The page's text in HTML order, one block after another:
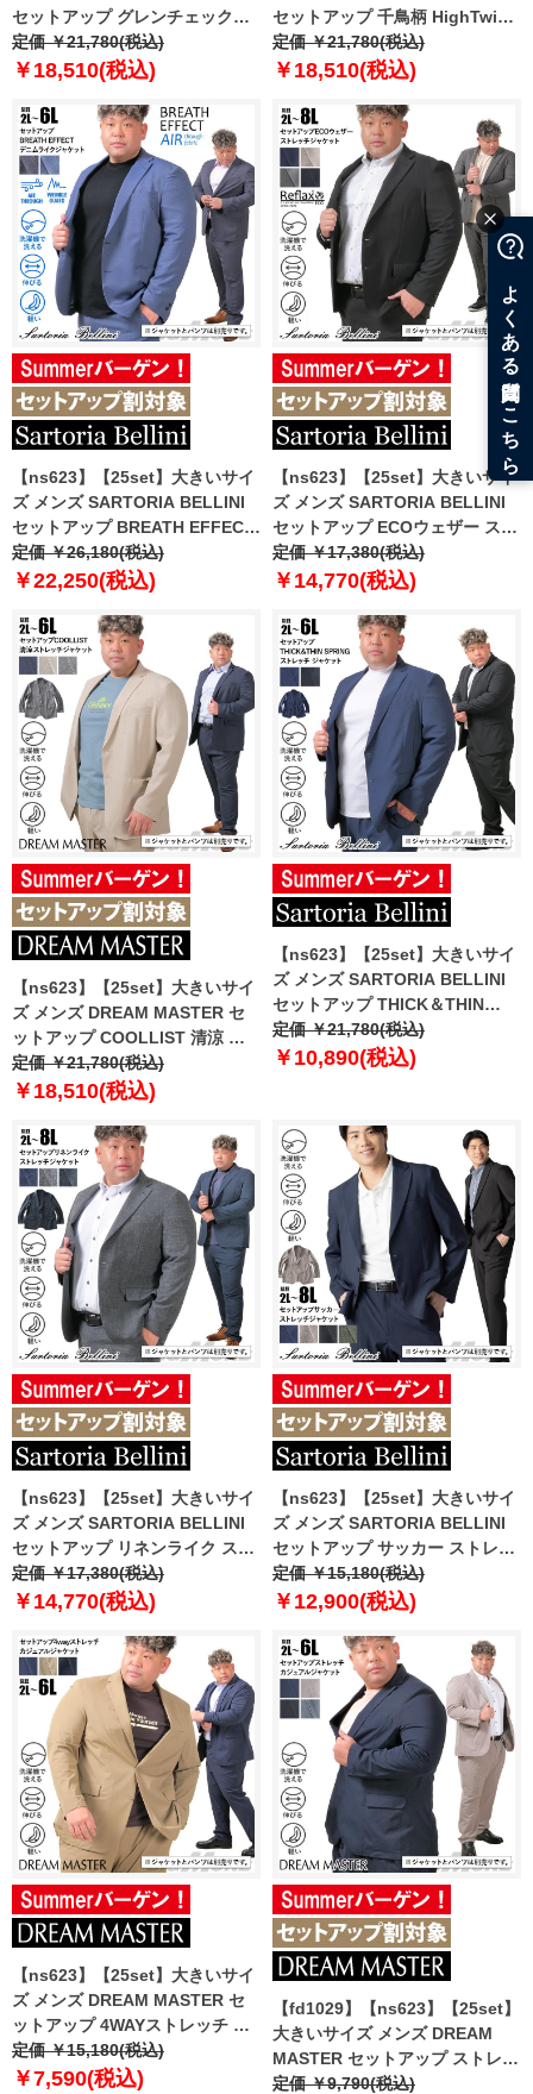
セットアップ グレンチェック
HighTwist 清涼 ストレッチ ジャ
ケット 軽量 ウォッシャブル スマ
定価 ￥21,780(税込)
￥18,510(税込)
セットアップ 千鳥柄 HighTwist
清涼 ストレッチ ジャケット 軽量
ウォッシャブル スマリラ
定価 ￥21,780(税込)
￥18,510(税込)
【ns623】【25set】大きいサイ
ズ メンズ SARTORIA BELLINI
セットアップ BREATH EFFECT
デニムライク ストレッチ ジャケ
ット 軽量 防シワ 高通気 ウォッ
定価 ￥26,180(税込)
￥22,250(税込)
【ns623】【25set】大きいサイ
ズ メンズ SARTORIA BELLINI
セットアップ ECOウェザー スト
レッチ ジャケット 軽量 ウォッシ
ャブル スマリラ azs25218-sj
定価 ￥17,380(税込)
￥14,770(税込)
【ns623】【25set】大きいサイ
ズ メンズ DREAM MASTER セ
ットアップ COOLLIST 清涼 ス
トレッチ ジャケット 軽量 ウォッ
シャブル スマリラ azs25233-sj
定価 ￥21,780(税込)
￥18,510(税込)
【ns623】【25set】大きいサイ
ズ メンズ SARTORIA BELLINI
セットアップ THICK＆THIN
SPRING ストレッチ ジャケット
軽量 ウォッシャブル スマリラ
定価 ￥21,780(税込)
￥10,890(税込)
【ns623】【25set】大きいサイ
ズ メンズ SARTORIA BELLINI
セットアップ リネンライク スト
レッチ ジャケット 軽量 ウォッシ
ャブル スマリラ azs2518-sj
定価 ￥17,380(税込)
￥14,770(税込)
【ns623】【25set】大きいサイ
ズ メンズ SARTORIA BELLINI
セットアップ サッカー ストレッ
チ ジャケット 軽量 ウォッシャブ
ル スマリラ azjs2518-se1
定価 ￥15,180(税込)
￥12,900(税込)
【ns623】【25set】大きいサイ
ズ メンズ DREAM MASTER セ
ットアップ 4WAYストレッチ カ
ジュアル ジャケット 軽量 ウォッ
シャブル 消臭抗菌 スマリラ
定価 ￥15,180(税込)
￥7,590(税込)
【fd1029】【ns623】【25set】
大きいサイズ メンズ DREAM
MASTER セットアップ ストレッ
チ カジュアル ジャケット 軽量
定価 ￥9,790(税込)